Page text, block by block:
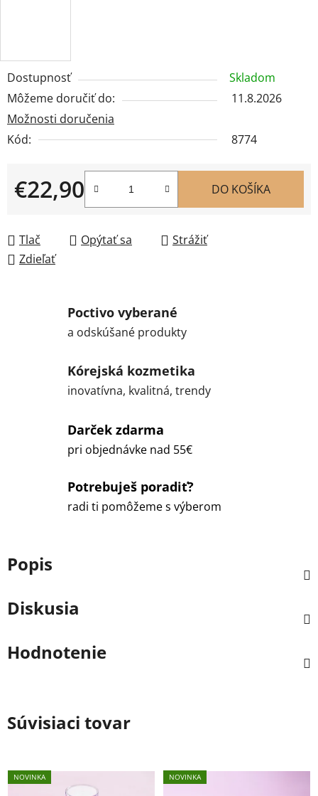
Dostupnosť
Skladom
Môžeme doručiť do:
11.8.2026
Možnosti doručenia
Kód:
8774
€22,90
Jednotková cena:
DO KOŠÍKA
Tlač Opýtať sa
Strážiť
Zdieľať
Poctivo vyberané
a odskúšané produkty
Kórejská kozmetika
inovatívna, kvalitná, trendy
Darček zdarma
pri objednávke nad 55€
Potrebuješ poradiť?
radi ti pomôžeme s výberom
Popis
Diskusia
Hodnotenie
Súvisiaci tovar
NOVINKA NOVINKA